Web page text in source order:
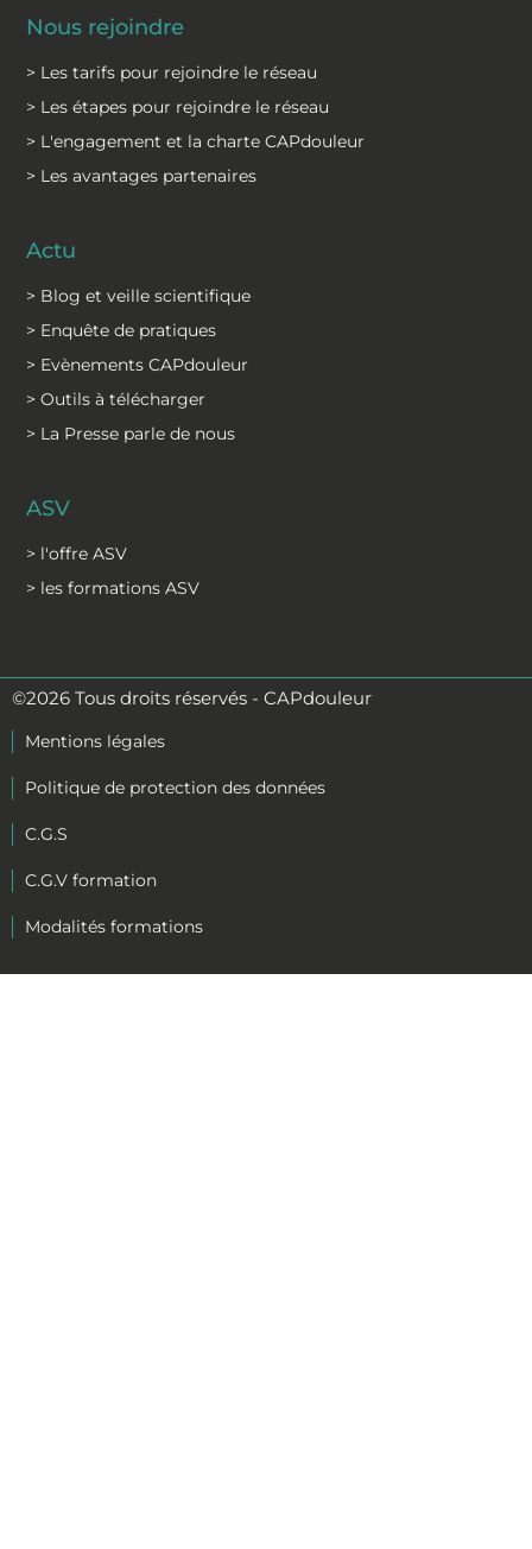
Nous rejoindre
> Les tarifs pour rejoindre le réseau
> Les étapes pour rejoindre le réseau
> L'engagement et la charte CAPdouleur
> Les avantages partenaires
Actu
> Blog et veille scientifique
> Enquête de pratiques
> Evènements CAPdouleur
> Outils à télécharger
> La Presse parle de nous
ASV
> l'offre ASV
> les formations ASV
©2026 Tous droits réservés - CAPdouleur
Mentions légales
Politique de protection des données
C.G.S
C.G.V formation
Modalités formations